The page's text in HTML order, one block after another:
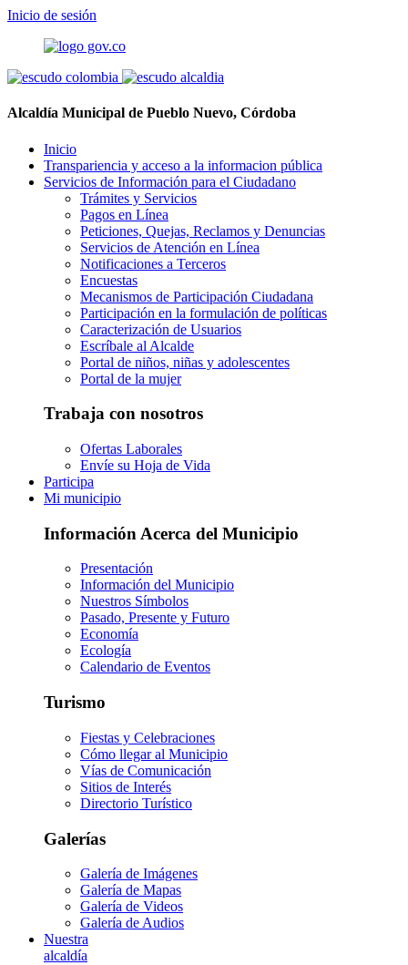
Inicio de sesión
Alcaldía Municipal de Pueblo Nuevo, Córdoba
Inicio
Transpariencia y acceso a la informacion pública
Servicios de Información para el Ciudadano
Trámites y Servicios
Pagos en Línea
Peticiones, Quejas, Reclamos y Denuncias
Servicios de Atención en Línea
Notificaciones a Terceros
Encuestas
Mecanismos de Participación Ciudadana
Participación en la formulación de políticas
Caracterización de Usuarios
Escríbale al Alcalde
Portal de niños, niñas y adolescentes
Portal de la mujer
Trabaja con nosotros
Ofertas Laborales
Envíe su Hoja de Vida
Participa
Mi municipio
Información Acerca del Municipio
Presentación
Información del Municipio
Nuestros Símbolos
Pasado, Presente y Futuro
Economía
Ecología
Calendario de Eventos
Turismo
Fiestas y Celebraciones
Cómo llegar al Municipio
Vías de Comunicación
Sitios de Interés
Directorio Turístico
Galerías
Galería de Imágenes
Galería de Mapas
Galería de Videos
Galería de Audios
Nuestra
alcaldía